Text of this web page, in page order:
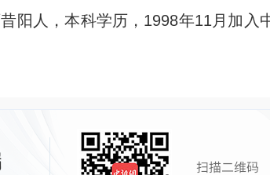
人，本科学历，1998年11月加入